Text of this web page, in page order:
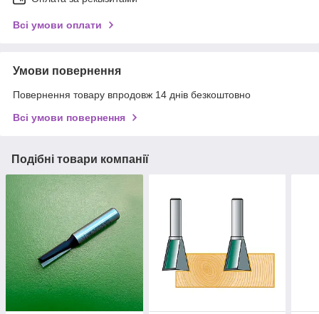
Всі умови оплати
Умови повернення
Повернення товару впродовж 14 днів безкоштовно
Всі умови повернення
Подібні товари компанії